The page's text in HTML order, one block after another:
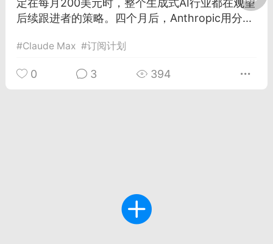
1 30
26 00:53
公开内容
Max 的新默认模型，并成为
定在每月200美元时，整个生成式AI行业都在观望
后续跟进者的策略。四个月后，Anthropic用分...
#Claude Max #订阅计划
0 3 394